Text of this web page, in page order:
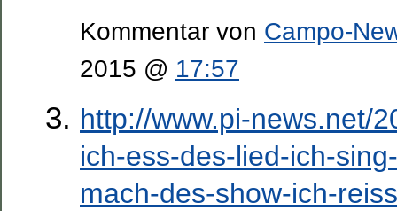
Kommentar von Campo-
2015 @ 17:57
http://www.pi-news.net/
ich-ess-des-lied-ich-
mach-des-show-ich-